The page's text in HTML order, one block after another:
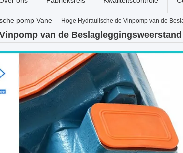
pomp Vane Hoge Hydraulische de Vinpomp van de
van de